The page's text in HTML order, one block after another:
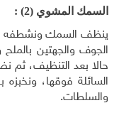
السمك المشوي (2) :
ينظف السمك ونشطفه
الجوف والجهتين
حالا بعد التنظيف، ثم
السائلة فوقها،
والسلطات.